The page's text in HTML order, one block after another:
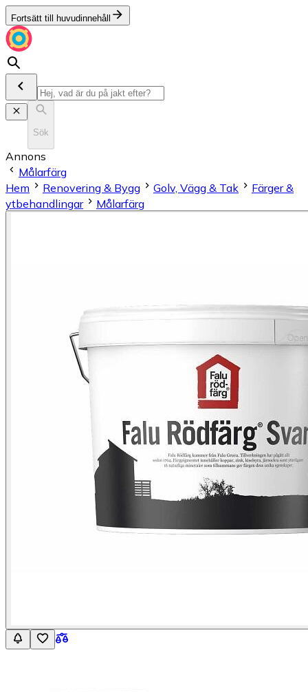
Fortsätt till huvudinnehåll
Sök
Annons
Målarfärg
Hem
Renovering & Bygg Golv, Vägg & Tak
Färger &
ytbehandlingar
Målarfärg